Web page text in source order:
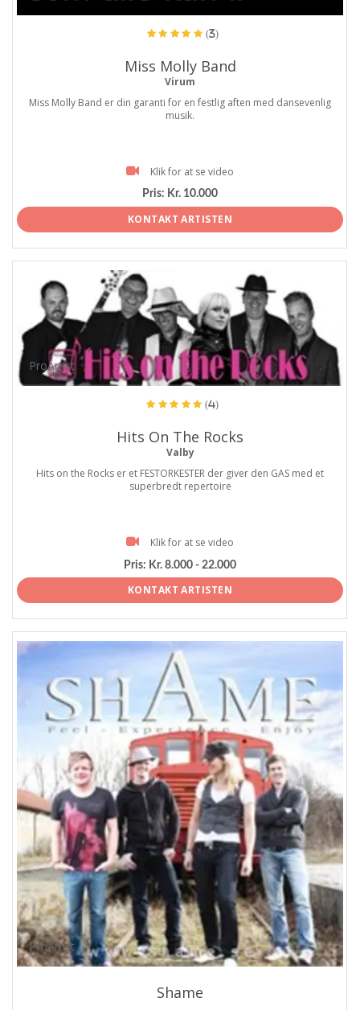
(3)
Miss Molly Band
Virum
Miss Molly Band er din garanti for en festlig aften med dansevenlig
musik.
Klik for at se video
Pris: Kr. 10.000
KONTAKT ARTISTEN
ProArtist
(4)
Hits On The Rocks
Valby
Hits on the Rocks er et FESTORKESTER der giver den GAS med et
superbredt repertoire
Klik for at se video
Pris: Kr. 8.000 - 22.000
KONTAKT ARTISTEN
ProArtist
Shame